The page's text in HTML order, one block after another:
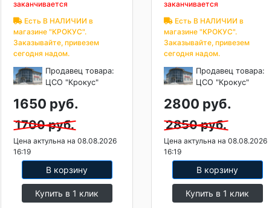
заканчивается
Есть В НАЛИЧИИ в
магазине "КРОКУС".
Заказывайте, привезем
сегодня надом.
Продавец товара:
ЦСО "Крокус"
1650 руб.
1700 руб.
Цена актульна на 08.08.2026
16:19
В корзину
Купить в 1 клик
заканчивается
Есть В НАЛИЧИИ в
магазине "КРОКУС".
Заказывайте, привезем
сегодня надом.
Продавец товара:
ЦСО "Крокус"
2800 руб.
2850 руб.
Цена актульна на 08.08.2026
16:19
В корзину
Купить в 1 клик